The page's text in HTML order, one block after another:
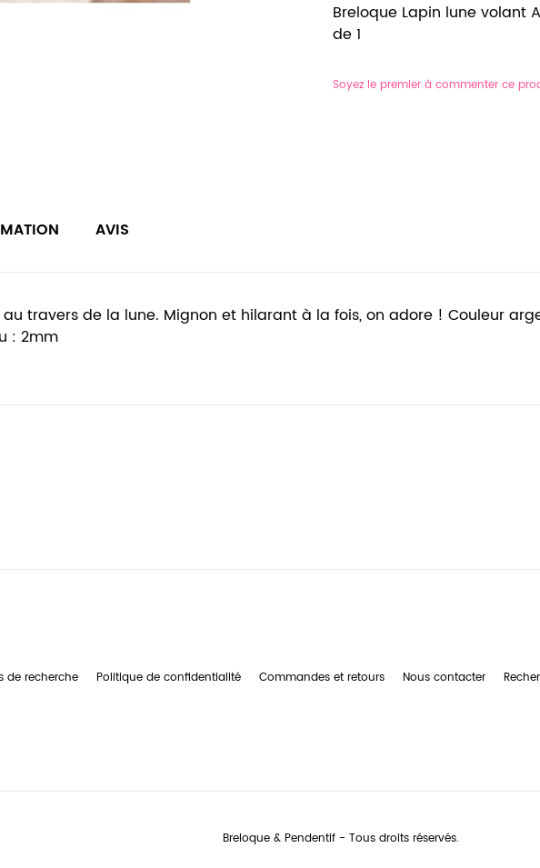
Breloque Lapin lune volant
de 1
Soyez le premier à commenter ce
travers de la lune. Mignon et hilarant à la fois, on adore ! Couleur
: 2mm
AVIS
de recherche Politique de confidentialité Commandes et retours Nous contacter
Breloque & Pendentif - Tous droits réservés.